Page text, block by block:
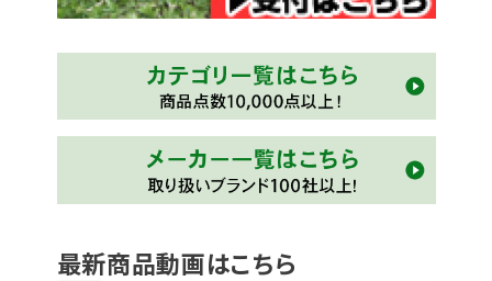
最新商品動画はこちら